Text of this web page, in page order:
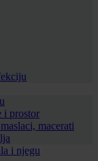
i prostor
macerati
i njegu